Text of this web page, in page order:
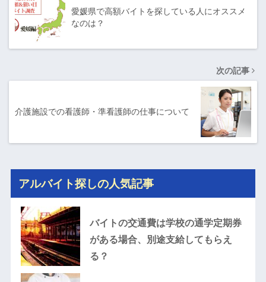
愛媛県で高額バイトを探している人にオススメ
なのは？
次の記事
介護施設での看護師・準看護師の仕事について
アルバイト探しの人気記事
バイトの交通費は学校の通学定期券
がある場合、別途支給してもらえ
る？